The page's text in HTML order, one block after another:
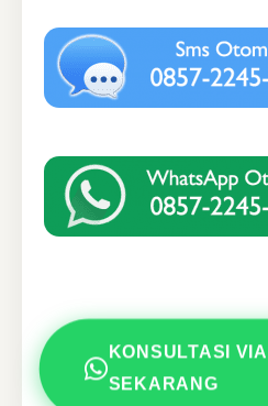
KONSULTASI
SEKARANG